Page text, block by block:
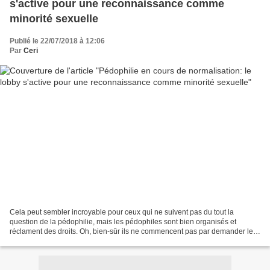
s'active pour une reconnaissance comme
minorité sexuelle
Publié le 22/07/2018 à 12:06
Par Ceri
Cela peut sembler incroyable pour ceux qui ne suivent pas du tout la
question de la pédophilie, mais les pédophiles sont bien organisés et
réclament des droits. Oh, bien-sûr ils ne commencent pas par demander le